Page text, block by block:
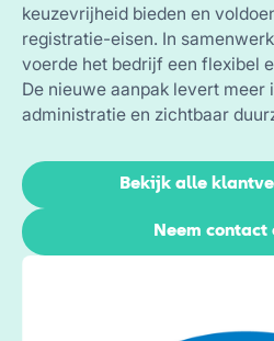
keuzevrijheid bieden en
registratie-eisen. In
voerde het bedrijf een flexibel
De nieuwe aanpak levert meer
administratie en zichtbaar
Bekijk alle
Neem contact